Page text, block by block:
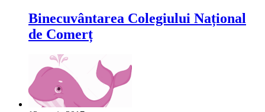
Binecuvântarea Colegiului Național
de Comerț